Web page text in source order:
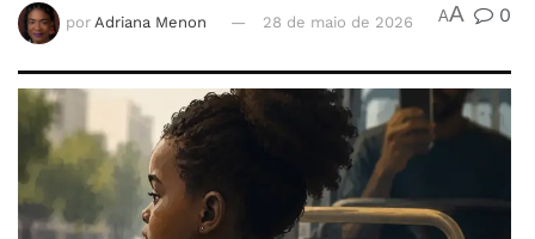
por Adriana Menon 28 de maio de 2026 AA 0